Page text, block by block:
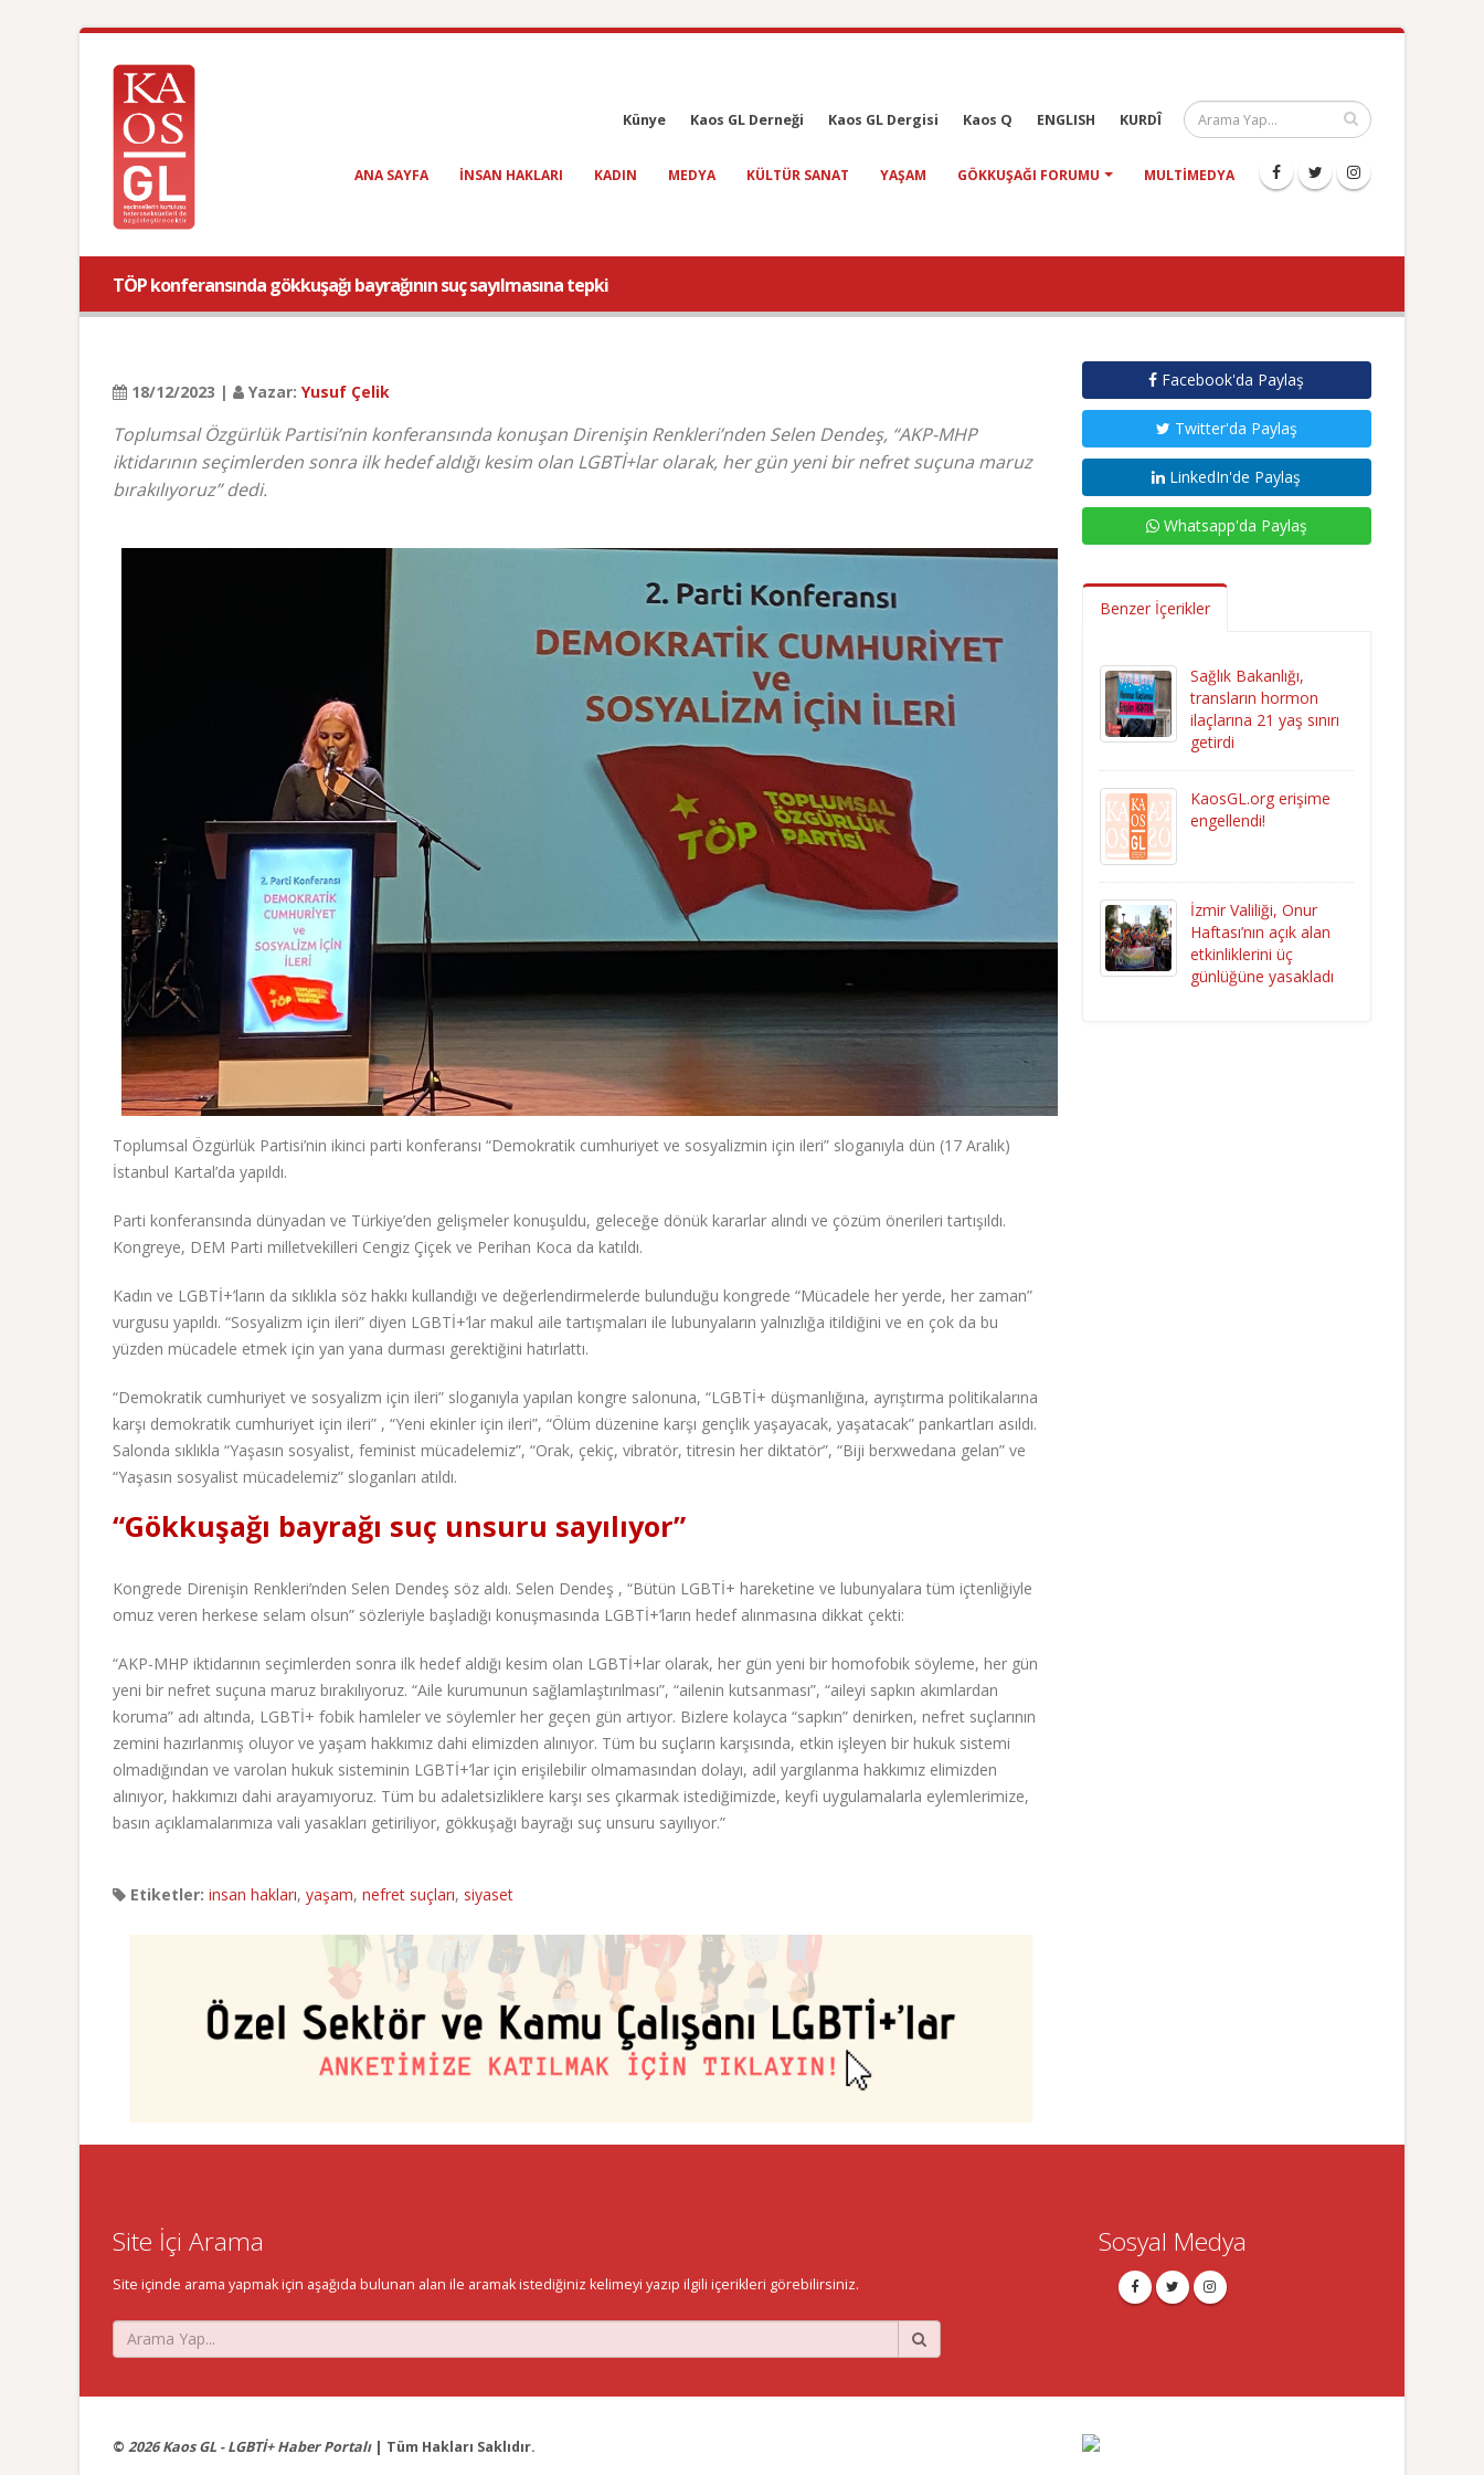
Künye Kaos GL Derneği Kaos GL Dergisi Kaos Q ENGLISH KURDÎ
ANA SAYFA INSAN HAKLARI KADIN MEDYA KÜLTÜR SANAT YAŞAM GÖKKUŞAĞI FORUMU MULTIMEDYA
TÖP konferansında gökkuşağı bayrağının suç sayılmasına tepki
18/12/2023 | Yazar: Yusuf Çelik
Toplumsal Özgürlük Partisi’nin konferansında konuşan Direnişin Renkleri’nden Selen Dendeş, “AKP-MHP
iktidarının seçimlerden sonra ilk hedef aldığı kesim olan LGBTİ+lar olarak, her gün yeni bir nefret suçuna maruz
bırakılıyoruz” dedi.
Toplumsal Özgürlük Partisi’nin ikinci parti konferansı “Demokratik cumhuriyet ve sosyalizmin için ileri” sloganıyla dün (17 Aralık)
İstanbul Kartal’da yapıldı.
Parti konferansında dünyadan ve Türkiye’den gelişmeler konuşuldu, geleceğe dönük kararlar alındı ve çözüm önerileri tartışıldı.
Kongreye, DEM Parti milletvekilleri Cengiz Çiçek ve Perihan Koca da katıldı.
Kadın ve LGBTİ+’ların da sıklıkla söz hakkı kullandığı ve değerlendirmelerde bulunduğu kongrede “Mücadele her yerde, her zaman”
vurgusu yapıldı. “Sosyalizm için ileri” diyen LGBTİ+’lar makul aile tartışmaları ile lubunyaların yalnızlığa itildiğini ve en çok da bu
yüzden mücadele etmek için yan yana durması gerektiğini hatırlattı.
“Demokratik cumhuriyet ve sosyalizm için ileri” sloganıyla yapılan kongre salonuna, “LGBTİ+ düşmanlığına, ayrıştırma politikalarına
karşı demokratik cumhuriyet için ileri” , “Yeni ekinler için ileri”, “Ölüm düzenine karşı gençlik yaşayacak, yaşatacak” pankartları asıldı.
Salonda sıklıkla “Yaşasın sosyalist, feminist mücadelemiz”, “Orak, çekiç, vibratör, titresin her diktatör”, “Biji berxwedana gelan” ve
“Yaşasın sosyalist mücadelemiz” sloganları atıldı.
“Gökkuşağı bayrağı suç unsuru sayılıyor”
Kongrede Direnişin Renkleri’nden Selen Dendeş söz aldı. Selen Dendeş , “Bütün LGBTİ+ hareketine ve lubunyalara tüm içtenliğiyle
omuz veren herkese selam olsun” sözleriyle başladığı konuşmasında LGBTİ+’ların hedef alınmasına dikkat çekti:
“AKP-MHP iktidarının seçimlerden sonra ilk hedef aldığı kesim olan LGBTİ+lar olarak, her gün yeni bir homofobik söyleme, her gün
yeni bir nefret suçuna maruz bırakılıyoruz. “Aile kurumunun sağlamlaştırılması”, “ailenin kutsanması”, “aileyi sapkın akımlardan
koruma” adı altında, LGBTİ+ fobik hamleler ve söylemler her geçen gün artıyor. Bizlere kolayca “sapkın” denirken, nefret suçlarının
zemini hazırlanmış oluyor ve yaşam hakkımız dahi elimizden alınıyor. Tüm bu suçların karşısında, etkin işleyen bir hukuk sistemi
olmadığından ve varolan hukuk sisteminin LGBTİ+’lar için erişilebilir olmamasından dolayı, adil yargılanma hakkımız elimizden
alınıyor, hakkımızı dahi arayamıyoruz. Tüm bu adaletsizliklere karşı ses çıkarmak istediğimizde, keyfi uygulamalarla eylemlerimize,
basın açıklamalarımıza vali yasakları getiriliyor, gökkuşağı bayrağı suç unsuru sayılıyor.”
Etiketler: insan hakları, yaşam, nefret suçları, siyaset
Facebook'da Paylaş
Twitter'da Paylaş
LinkedIn'de Paylaş
Whatsapp'da Paylaş
Benzer İçerikler
Sağlık Bakanlığı,
transların hormon
ilaçlarına 21 yaş sınırı
getirdi
KaosGL.org erişime
engellendi!
İzmir Valiliği, Onur
Haftası’nın açık alan
etkinliklerini üç
günlüğüne yasakladı
Site İçi Arama
Site içinde arama yapmak için aşağıda bulunan alan ile aramak istediğiniz kelimeyi yazıp ilgili içerikleri görebilirsiniz.
Sosyal Medya
© 2026 Kaos GL - LGBTİ+ Haber Portalı| Tüm Hakları Saklıdır.